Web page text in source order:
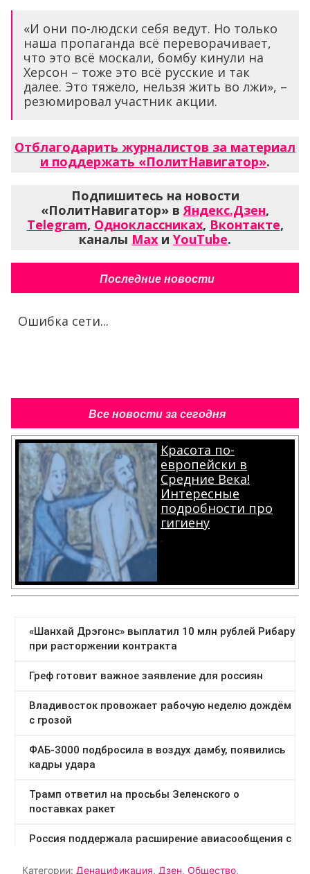
«И они по-людски себя ведут. Но только
наша пропаганда всё переворачивает,
что это всё москали, бомбу кинули на
Херсон – тоже это всё русские и так
далее. Это тяжело, нельзя жить во лжи», –
резюмировал участник акции.
Отблагодарить журналистов за материал
и поддержать «ПолитНавигатор».
Подпишитесь на новости
«ПолитНавигатор» вЯндекс.Дзен,
Telegram, Одноклассниках, Вконтакте,
каналы Max и YouTube.
Последние новости
Ошибка сети...
Все новости за сегодня
Красота по-
европейски в
Средние Века!
Интересные
подробности про
гигиену
.
Категории: Денацификация, Дзен, Общество,